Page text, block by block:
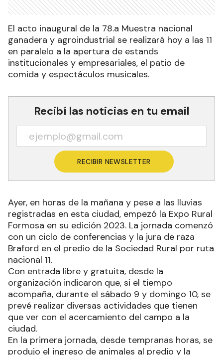
El acto inaugural de la 78.a Muestra nacional
ganadera y agroindustrial se realizará hoy a las 11
en paralelo a la apertura de estands
institucionales y empresariales, el patio de
comida y espectáculos musicales.
Recibí las noticias en tu email
RECIBIR NEWSLETTER
Ayer, en horas de la mañana y pese a las lluvias
registradas en esta ciudad, empezó la Expo Rural
Formosa en su edición 2023. La jornada comenzó
con un ciclo de conferencias y la jura de raza
Braford en el predio de la Sociedad Rural por ruta
nacional 11.
Con entrada libre y gratuita, desde la
organización indicaron que, si el tiempo
acompaña, durante el sábado 9 y domingo 10, se
prevé realizar diversas actividades que tienen
que ver con el acercamiento del campo a la
ciudad.
En la primera jornada, desde tempranas horas, se
produjo el ingreso de animales al predio y la